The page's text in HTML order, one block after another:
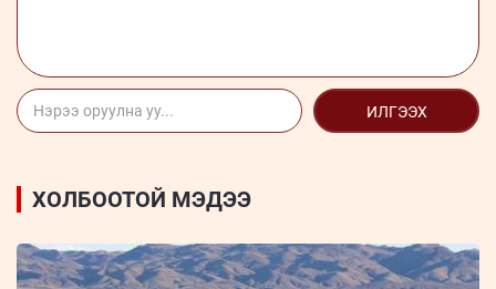
ИЛГЭЭХ
ХОЛБООТОЙ МЭДЭЭ